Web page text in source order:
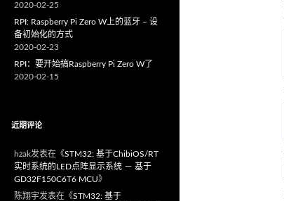
2020-02-25
RPI: Raspberry Pi Zero W上的蓝牙 – 设
备初始化的方式
2020-02-23
RPI：要开始搞Raspberry Pi Zero W了
2020-02-15
近期评论
hzak发表在《STM32: 基于ChibiOS/RT
实时系统的LED点阵显示系统 － 基于
GD32F150C6T6 MCU》
陈翔宇发表在《STM32: 基于